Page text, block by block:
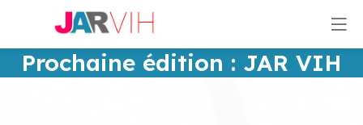
Prochaine édition : JAR VIH